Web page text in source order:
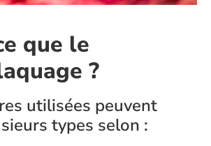
que le
?
utilisées peuvent
types selon :